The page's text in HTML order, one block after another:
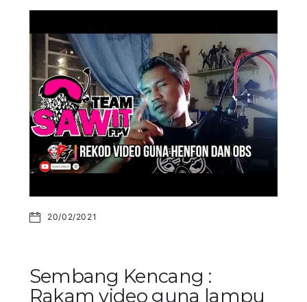
20/02/2021
Sembang Kencang :
Rakam video guna lampu